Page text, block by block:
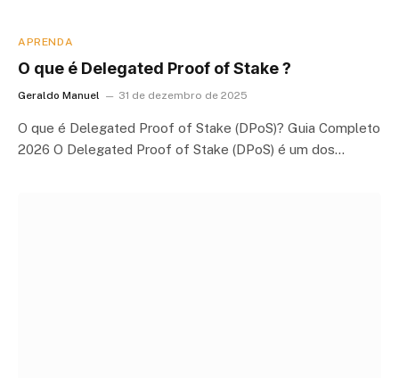
APRENDA
O que é Delegated Proof of Stake ?
Geraldo Manuel 31 de dezembro de 2025
O que é Delegated Proof of Stake (DPoS)? Guia Completo
2026 O Delegated Proof of Stake (DPoS) é um dos…